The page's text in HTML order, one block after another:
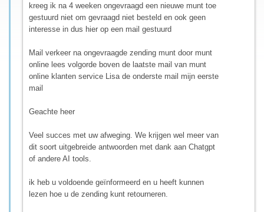
kreeg ik na 4 weeken ongevraagd een nieuwe munt toe
gestuurd niet om gevraagd niet besteld en ook geen
interesse in dus hier op een mail gestuurd
Mail verkeer na ongevraagde zending munt door munt
online lees volgorde boven de laatste mail van munt
online klanten service Lisa de onderste mail mijn eerste
mail
Geachte heer
Veel succes met uw afweging. We krijgen wel meer van
dit soort uitgebreide antwoorden met dank aan Chatgpt
of andere AI tools.
ik heb u voldoende geïnformeerd en u heeft kunnen
lezen hoe u de zending kunt retourneren.